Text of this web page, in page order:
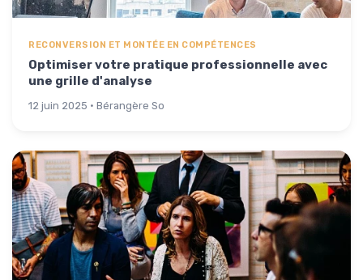
RECONVERSION ET MONTÉE EN COMPÉTENCES
Optimiser votre pratique professionnelle avec
une grille d'analyse
12 juin 2025 · Bérangère So